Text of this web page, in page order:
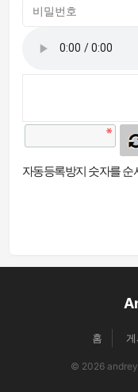
자동등록방지 숫자를 순
홈
© 2026